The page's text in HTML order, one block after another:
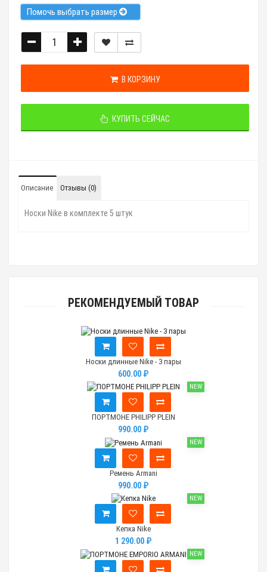
Помочь выбрать размер
В КОРЗИНУ
КУПИТЬ СЕЙЧАС
Описание Отзывы (0)
Носки Nike в комплекте 5 штук
РЕКОМЕНДУЕМЫЙ ТОВАР
Носки длинные Nike - 3 пары
600.00 ₽
NEW
ПОРТМОНЕ PHILIPP PLEIN
990.00 ₽
NEW
Ремень Armani
990.00 ₽
NEW
Кепка Nike
1 290.00 ₽
NEW